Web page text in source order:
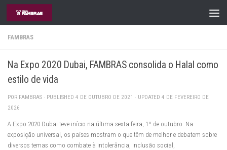
Skip to content
FAMBRAS
Na Expo 2020 Dubai, FAMBRAS consolida o Halal como
estilo de vida
POR FAMBRAS · PUBLISHED 4 DE OUTUBRO DE 2021 · UPDATED 4 DE FEVEREIRO DE
2026
A Expo 2020 Dubai teve início na última sexta-feira, 1º de outubro. Na
exposição universal, os países mostram o que têm de melhor e debatem sobre
diversos temas como combate à intolerância, inclusão social,